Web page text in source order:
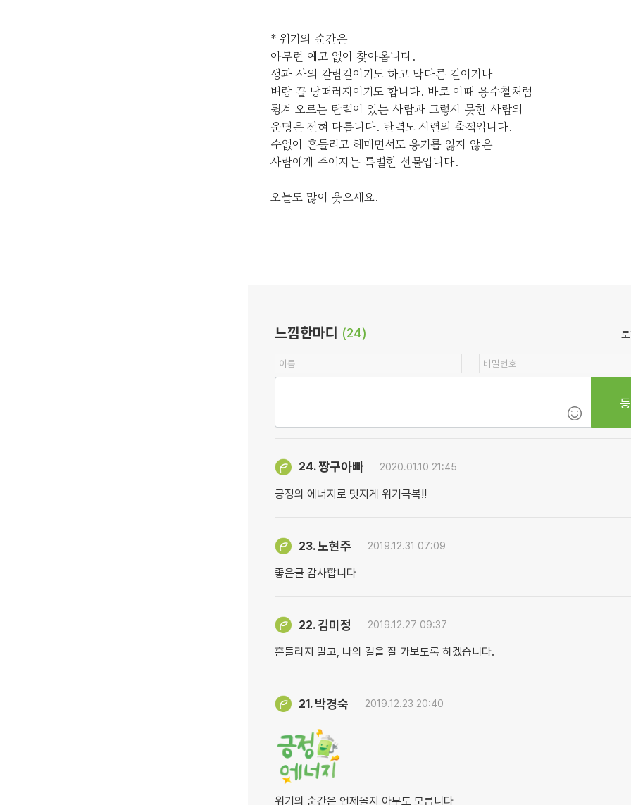
* 위기의 순간은
아무런 예고 없이 찾아옵니다.
생과 사의 갈림길이기도 하고 막다른 길이거나
벼랑 끝 낭떠러지이기도 합니다. 바로 이때 용수철처럼
튕겨 오르는 탄력이 있는 사람과 그렇지 못한 사람의
운명은 전혀 다릅니다. 탄력도 시련의 축적입니다.
수없이 흔들리고 헤매면서도 용기를 잃지 않은
사람에게 주어지는 특별한 선물입니다.
오늘도 많이 웃으세요.
느낌한마디 (24)
24.짱구아빠 2020.01.10 21:45
긍정의 에너지로 멋지게 위기극복!!
23.노현주 2019.12.31 07:09
좋은글 감사합니다
22.김미정 2019.12.27 09:37
흔들리지 말고, 나의 길을 잘 가보도록 하겠습니다.
21. 박경숙 2019.12.23 20:40
위기의 순간은 언제올지 아무도 모릅니다